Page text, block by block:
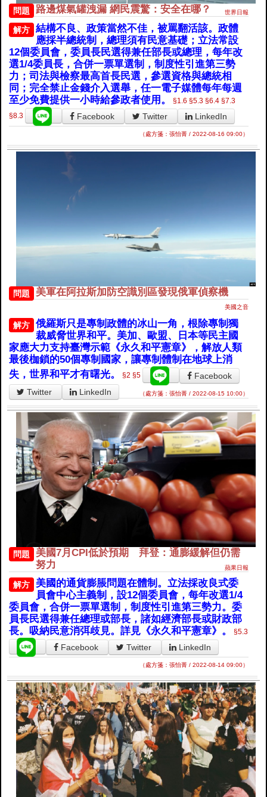
問題 路邊煤氣罐洩漏 網民震驚：安全在哪？ 世界日報
解方
結構不良、政策當然不佳，被罵翻活該。政體
應採半總統制，總理須有民意基礎；立法常設
12個委員會，委員長民選得兼任部長或總理，每年改
選1/4委員長，合併一票單選制，制度性引進第三勢
力；司法與檢察最高首長民選，參選資格與總統相
同；完全禁止金錢介入選舉，任一電子媒體每年每週
至少免費提供一小時給參政者使用。
§1.6 §5.3 §6.4 §7.3
§8.3
Facebook Twitter LinkedIn
（處方箋：張怡菁 / 2022-08-16 09:00）
問題 美軍在阿拉斯加防空識別區發現俄軍偵察機
美國之音
解方
俄羅斯只是專制政體的冰山一角，根除專制獨
裁威脅世界和平。美加、歐盟、日本等民主國
家應大力支持臺灣示範《永久和平憲章》，解放人類
最後枷鎖的50個專制國家，讓專制體制在地球上消
失，世界和平才有曙光。
§2 §5
Facebook
Twitter
LinkedIn （處方箋：張怡菁 / 2022-08-15 10:00）
問題
美國7月CPI低於預期 拜登：通膨緩解但仍需
努力
蘋果日報
解方
美國的通貨膨脹問題在體制。立法採改良式委
員會中心主義制，設12個委員會，每年改選1/4
委員會，合併一票單選制，制度性引進第三勢力。委
員長民選得兼任總理或部長，諸如經濟部長或財政部
長。吸納民意消弭歧見。詳見《永久和平憲章》。
§5.3
Facebook Twitter LinkedIn
（處方箋：張怡菁 / 2022-08-14 09:00）